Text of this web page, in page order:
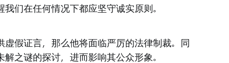
们在任何情况下都应坚守诚实原则。
假证言，那么他将面临严厉的法律制裁。同
之谜的探讨，进而影响其公众形象。